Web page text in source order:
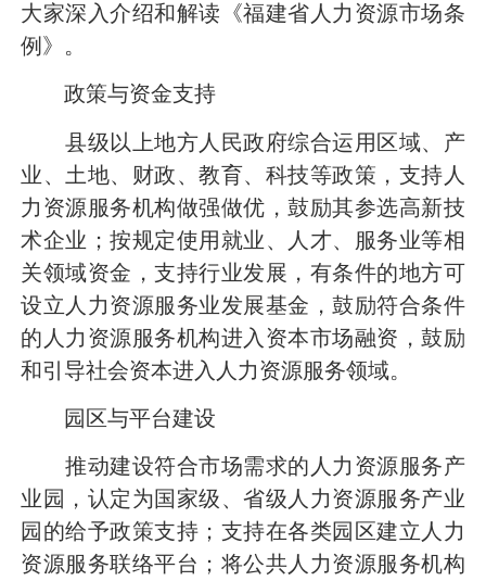
大家深入介绍和解读《福建省人力资源市场条
例》。
政策与资金支持
县级以上地方人民政府综合运用区域、产
业、土地、财政、教育、科技等政策，支持人
力资源服务机构做强做优，鼓励其参选高新技
术企业；按规定使用就业、人才、服务业等相
关领域资金，支持行业发展，有条件的地方可
设立人力资源服务业发展基金，鼓励符合条件
的人力资源服务机构进入资本市场融资，鼓励
和引导社会资本进入人力资源服务领域。
园区与平台建设
推动建设符合市场需求的人力资源服务产
业园，认定为国家级、省级人力资源服务产业
园的给予政策支持；支持在各类园区建立人力
资源服务联络平台；将公共人力资源服务机构